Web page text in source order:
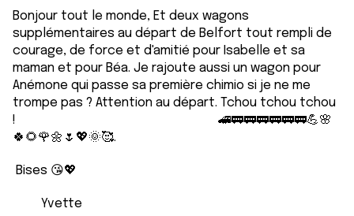
Bonjour tout le monde, Et deux wagons
supplémentaires au départ de Belfort tout rempli de
courage, de force et d'amitié pour Isabelle et sa
maman et pour Béa. Je rajoute aussi un wagon pour
Anémone qui passe sa première chimio si je ne me
trompe pas ? Attention au départ. Tchou tchou tchou
! 🚄🚃🚃🚃🚃🚃🚃💪🌸
🍀🌻🌹🌼🌷💖🌞🥰.
Bises 😘💖
Yvette